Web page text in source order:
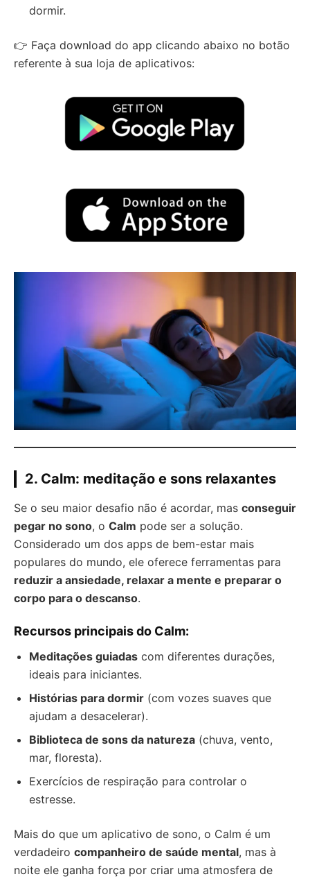
dormir.
👉 Faça download do app clicando abaixo no botão
referente à sua loja de aplicativos:
2. Calm: meditação e sons relaxantes
Se o seu maior desafio não é acordar, mas conseguir
pegar no sono, o Calm pode ser a solução.
Considerado um dos apps de bem-estar mais
populares do mundo, ele oferece ferramentas para
reduzir a ansiedade, relaxar a mente e preparar o
corpo para o descanso.
Recursos principais do Calm:
Meditações guiadas com diferentes durações,
ideais para iniciantes.
Histórias para dormir (com vozes suaves que
ajudam a desacelerar).
Biblioteca de sons da natureza (chuva, vento,
mar, floresta).
Exercícios de respiração para controlar o
estresse.
Mais do que um aplicativo de sono, o Calm é um
verdadeiro companheiro de saúde mental, mas à
noite ele ganha força por criar uma atmosfera de